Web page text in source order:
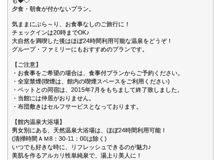
夕食・朝食が付かないプラン。
気ままにぶら～り、お食事なしのご旅行に！
チェックインは20時までOK♪
大自然を満喫した後はほぼ24時間利用可能な温泉をどうぞ！
グループ・ファミリーにもおすすめのプランです。
【ご注意】
・お食事をご希望の場合は、食事付プランからご予約ください。
・全室禁煙(喫煙は、館内の喫煙スペースをご利用ください)
・ペットとの同宿は、2015年7月をもちまして終了致しました。
・当館には仲居がおりません。
・布団敷きはセルフサービスとなっております。
【館内温泉大浴場】
男女別にある、天然温泉大浴場は、ほぼ24時間利用可能！
(清掃時間ＡＭ8：30-11：00は除く)
いつでも好きな時に、リフレッシュできるのが魅力♪
美肌を作るアルカリ性単純泉で、湯上り美人に！